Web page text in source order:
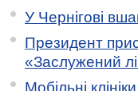
У Чернігові
Президент
«Заслужений
Мобільні